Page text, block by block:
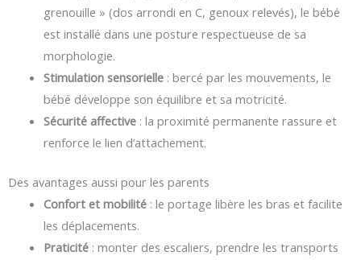
grenouille » (dos arrondi en C, genoux relevés), le bébé
est installé dans une posture respectueuse de sa
morphologie.
Stimulation sensorielle: bercé par les mouvements, le
bébé développe son équilibre et sa motricité.
Sécurité affective: la proximité permanente rassure et
renforce le lien d’attachement.
Des avantages aussi pour les parents
Confort et mobilité: le portage libère les bras et facilite
les déplacements.
Praticité: monter des escaliers, prendre les transports